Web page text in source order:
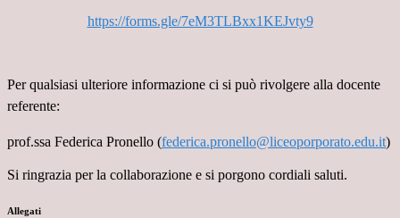
https://forms.gle/7eM3TLBxx1KEJvty9
Per qualsiasi ulteriore informazione ci si può rivolgere alla docente
referente:
prof.ssa Federica Pronello (federica.pronello@liceoporporato.edu.it)
Si ringrazia per la collaborazione e si porgono cordiali saluti.
Allegati